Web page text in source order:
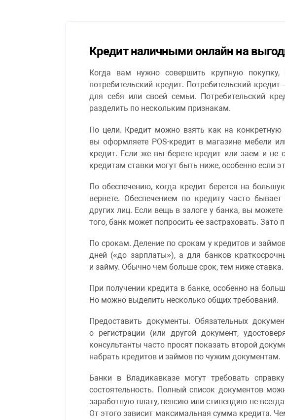
Кредит наличными онлайн на
Когда вам нужно совершить крупную
потребительский кредит. Потребительский
для себя или своей семьи. Потребительский
разделить по нескольким признакам.
По цели. Кредит можно взять как на конкретную
вы оформляете POS-кредит в магазине мебели
кредит. Если же вы берете кредит или заем и не
кредитам ставки могут быть ниже, особенно если
По обеспечению, когда кредит берется на
вернете. Обеспечением по кредиту часто
других лиц. Если вещь в залоге у банка, вы
того, банк может попросить ее застраховать.
По срокам. Деление по срокам у кредитов и
дней («до зарплаты»), а для банков
и займу. Обычно чем больше срок, тем ниже
При получении кредита в банке, особенно на
Но можно выделить несколько общих требований.
Предоставить документы. Обязательных
о регистрации (или другой документ,
консультанты часто просят показать второй
набрать кредитов и займов по чужим документам.
Банки в Владикавказе могут требовать
состоятельность. Полный список документов
заработную плату, пенсию или стипендию не
От этого зависит максимальная сумма кредита.